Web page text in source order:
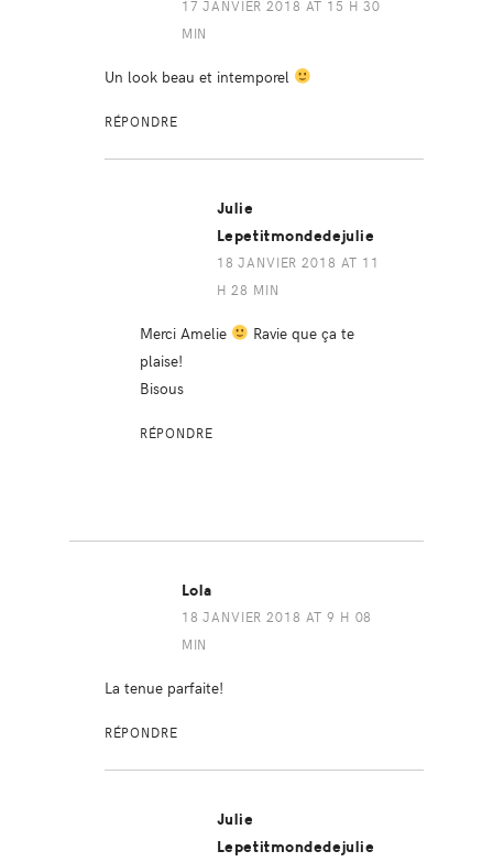
17 JANVIER 2018 AT 15 H 30
MIN
Un look beau et intemporel
RÉPONDRE
Julie
Lepetitmondedejulie
18 JANVIER 2018 AT 11
H 28 MIN
Merci Amelie
Ravie que ça te
plaise!
Bisous
RÉPONDRE
Lola
18 JANVIER 2018 AT 9 H 08
MIN
La tenue parfaite!
RÉPONDRE
Julie
Lepetitmondedejulie